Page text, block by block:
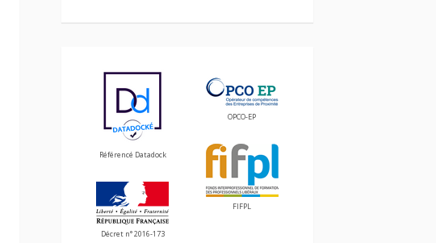
Référencé Datadock
Décret n° 2016-173
OPCO-EP
FIFPL